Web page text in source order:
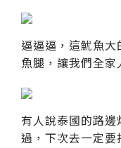
逼逼逼，這魷魚
魚腿，讓我們全家
有人說泰國的路
過，下次去一定要